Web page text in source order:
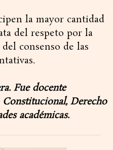
la mayor cantidad
del respeto por la
consenso de las
Fue docente
Derecho
académicas.